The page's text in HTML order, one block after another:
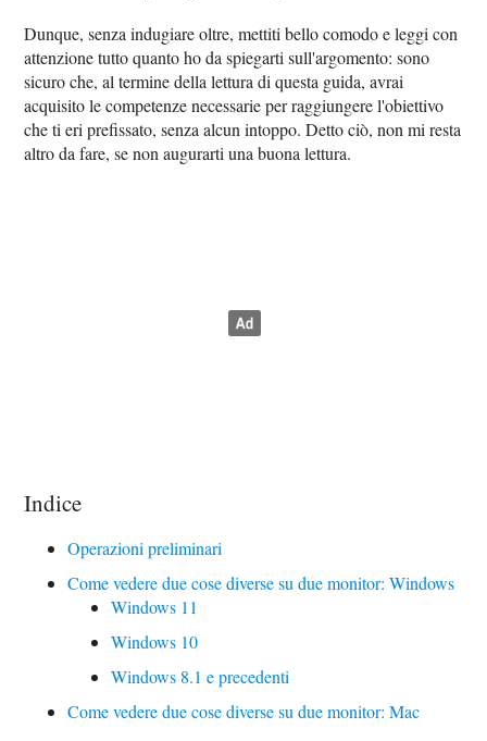
Dunque, senza indugiare oltre, mettiti bello comodo e leggi con
attenzione tutto quanto ho da spiegarti sull'argomento: sono
sicuro che, al termine della lettura di questa guida, avrai
acquisito le competenze necessarie per raggiungere l'obiettivo
che ti eri prefissato, senza alcun intoppo. Detto ciò, non mi resta
altro da fare, se non augurarti una buona lettura.
Indice
Operazioni preliminari
Come vedere due cose diverse su due monitor: Windows
Windows 11
Windows 10
Windows 8.1 e precedenti
Come vedere due cose diverse su due monitor: Mac